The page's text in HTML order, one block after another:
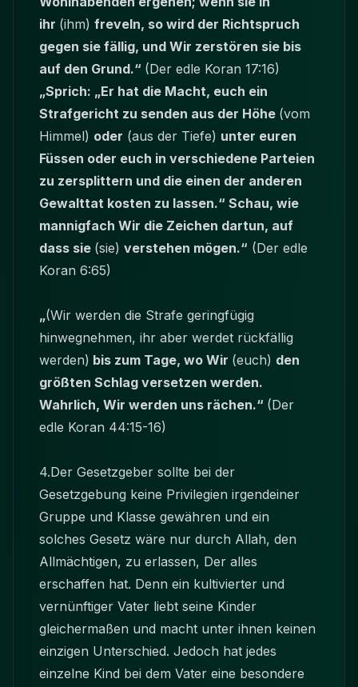
ihr (ihm) freveln, so wird der Richtspruch
gegen sie fällig, und Wir zerstören sie bis
auf den Grund.“ (Der edle Koran 17:16)
„Sprich: „Er hat die Macht, euch ein
Strafgericht zu senden aus der Höhe (vom
Himmel) oder (aus der Tiefe) unter euren
Füssen oder euch in verschiedene Parteien
zu zersplittern und die einen der anderen
Gewalttat kosten zu lassen.“ Schau, wie
mannigfach Wir die Zeichen dartun, auf
dass sie (sie) verstehen mögen.“ (Der edle
Koran 6:65)
„(Wir werden die Strafe geringfügig
hinwegnehmen, ihr aber werdet rückfällig
werden) bis zum Tage, wo Wir (euch) den
größten Schlag versetzen werden.
Wahrlich, Wir werden uns rächen.“ (Der
edle Koran 44:15-16)
4.Der Gesetzgeber sollte bei der
Gesetzgebung keine Privilegien irgendeiner
Gruppe und Klasse gewähren und ein
solches Gesetz wäre nur durch Allah, den
Allmächtigen, zu erlassen, Der alles
erschaffen hat. Denn ein kultivierter und
vernünftiger Vater liebt seine Kinder
gleichermaßen und macht unter ihnen keinen
einzigen Unterschied. Jedoch hat jedes
einzelne Kind bei dem Vater eine besondere